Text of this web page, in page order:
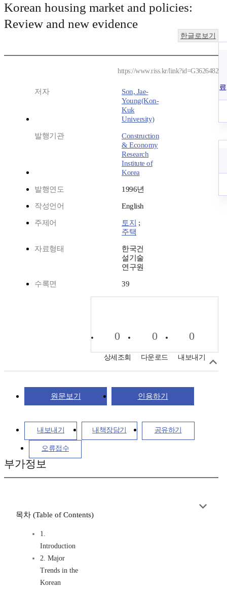
Korean housing market and policies:
Review and new evidence
한글로보기
https://www.riss.kr/link?id=G3626482
저자
Son, Jae-
Young(Kon-
Kuk
University)
발행기관
Construction
& Economy
Research
Institute of
Korea
발행연도 1996년
작성언어 English
주제어 토지 ;
주택
자료형태
한국건
설기술
연구원
수록면 39
0
상세조회
0
다운로드
0
내보내기
원문보기 인용하기
내보내기 내책장담기 공유하기
오류접수
부가정보
목차 (Table of Contents)
1.
Introduction
2. Major
Trends in the
Korean
료